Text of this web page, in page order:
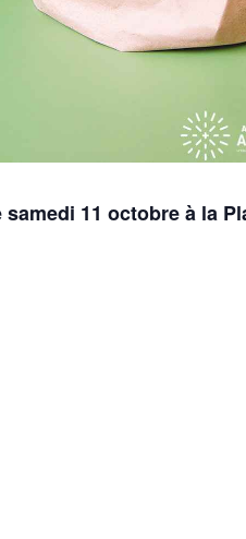
11 octobre à la